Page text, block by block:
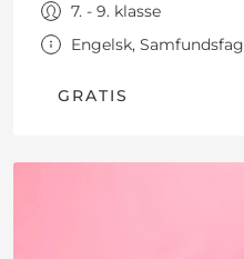
7. - 9. klasse
Engelsk, Samfundsfag
GRATIS